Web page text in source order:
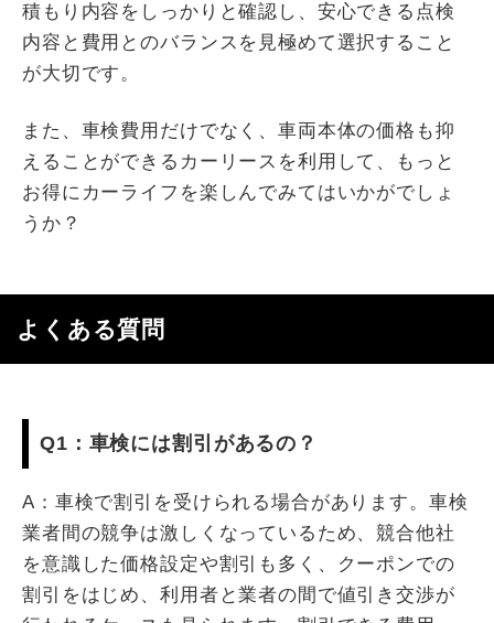
積もり内容をしっかりと確認し、安心できる点検
内容と費用とのバランスを見極めて選択すること
が大切です。
また、車検費用だけでなく、車両本体の価格も抑
えることができるカーリースを利用して、もっと
お得にカーライフを楽しんでみてはいかがでしょ
うか？
よくある質問
Q1：車検には割引があるの？
A：車検で割引を受けられる場合があります。車検
業者間の競争は激しくなっているため、競合他社
を意識した価格設定や割引も多く、クーポンでの
割引をはじめ、利用者と業者の間で値引き交渉が